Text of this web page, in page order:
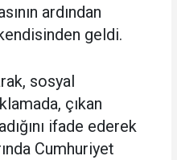
ardından
geldi.
sosyal
çıkan
ifade ederek
Cumhuriyet